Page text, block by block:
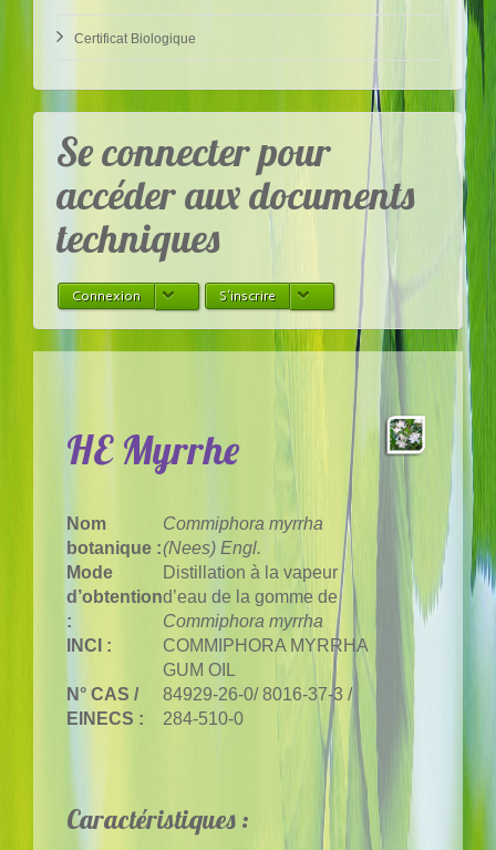
Certificat Biologique
​Se connecter pour
accéder aux documents
techniques
Connexion S'inscrire
HE Myrrhe
Nom
botanique :
Commiphora myrrha
(Nees) Engl.
Mode
d’obtention
:
Distillation à la vapeur
d’eau de la gomme de
Commiphora myrrha
INCI :
COMMIPHORA MYRRHA
GUM OIL
N° CAS /
EINECS :
84929-26-0/ 8016-37-3 /
284-510-0
Caractéristiques :